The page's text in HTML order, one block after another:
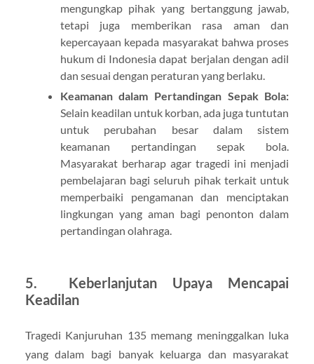
mengungkap pihak yang bertanggung jawab,
tetapi juga memberikan rasa aman dan
kepercayaan kepada masyarakat bahwa proses
hukum di Indonesia dapat berjalan dengan adil
dan sesuai dengan peraturan yang berlaku.
Keamanan dalam Pertandingan Sepak Bola:
Selain keadilan untuk korban, ada juga tuntutan
untuk perubahan besar dalam sistem
keamanan pertandingan sepak bola.
Masyarakat berharap agar tragedi ini menjadi
pembelajaran bagi seluruh pihak terkait untuk
memperbaiki pengamanan dan menciptakan
lingkungan yang aman bagi penonton dalam
pertandingan olahraga.
5. Keberlanjutan Upaya Mencapai
Keadilan
Tragedi Kanjuruhan 135 memang meninggalkan luka
yang dalam bagi banyak keluarga dan masyarakat